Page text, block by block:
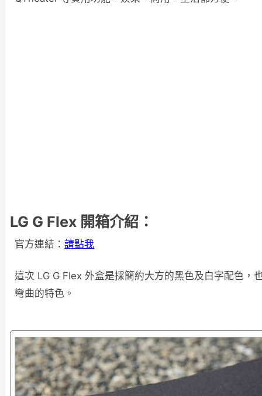
LG G Flex 開箱介紹：
官方連結： 請點我
這次 LG G Flex 外盒是採簡約大方的黑色及白字配色，
彎曲的特色。